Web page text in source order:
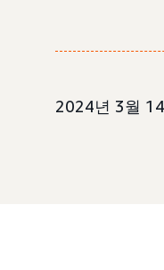
2024년 3월